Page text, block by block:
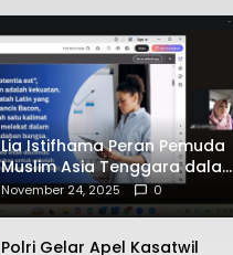
Lia Istifhama Peran Pemuda
Muslim Asia Tenggara dalam
Inovasi dan Kolaborasi
Internasional
November 24, 2025 0
Polri Gelar Apel Kasatwil